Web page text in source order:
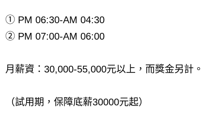
① PM 06:30-AM 04:30
② PM 07:00-AM 06:00
月薪資：30,000-55,000元以上，而獎金另計。
（試用期，保障底薪30000元起）